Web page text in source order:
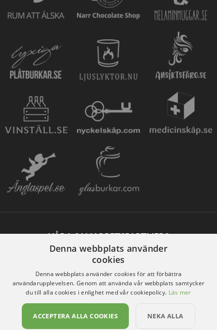
VÅRA SAMARBETSPARTNERS
Denna webbplats använder
cookies
Denna webbplats använder cookies för att förbättra
användarupplevelsen. Genom att använda vår webbplats samtycker
du till alla cookies i enlighet med vår cookiepolicy. Läs mer
ACCEPTERA ALLA COOKIES NEKA ALLA